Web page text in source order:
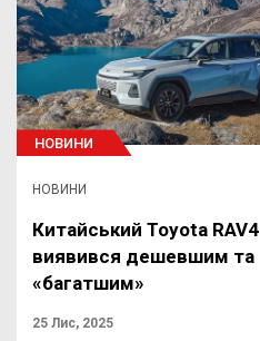
НОВИНИ
НОВИНИ
Китайський Toyota RAV4
виявився дешевшим та
«багатшим»
25 Лис, 2025